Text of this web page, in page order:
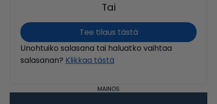
Tai
Tee tilaus tästä
Unohtuiko salasana tai haluatko vaihtaa
salasanan? Klikkaa tästä